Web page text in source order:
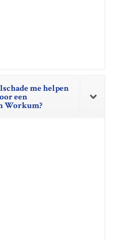
me helpen
een
Workum?